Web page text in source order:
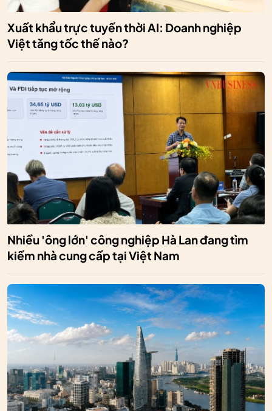
Xuất khẩu trực tuyến thời AI: Doanh nghiệp
Việt tăng tốc thế nào?
Nhiều 'ông lớn' công nghiệp Hà Lan đang tìm
kiếm nhà cung cấp tại Việt Nam